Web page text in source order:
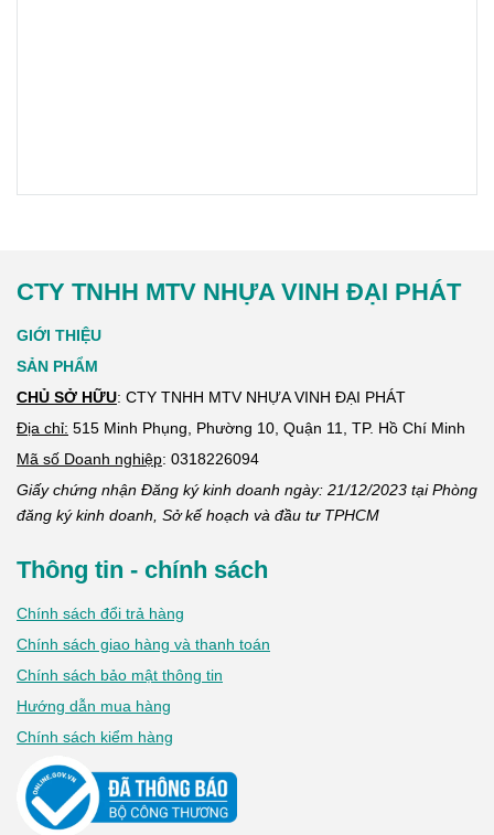
CTY TNHH MTV NHỰA VINH ĐẠI PHÁT
GIỚI THIỆU
SẢN PHẨM
CHỦ SỞ HỮU: CTY TNHH MTV NHỰA VINH ĐẠI PHÁT
Địa chỉ: 515 Minh Phụng, Phường 10, Quận 11, TP. Hồ Chí Minh
Mã số Doanh nghiệp: 0318226094
Giấy chứng nhận Đăng ký kinh doanh ngày: 21/12/2023 tại Phòng
đăng ký kinh doanh, Sở kế hoạch và đầu tư TPHCM
Thông tin - chính sách
Chính sách đổi trả hàng
Chính sách giao hàng và thanh toán
Chính sách bảo mật thông tin
Hướng dẫn mua hàng
Chính sách kiểm hàng